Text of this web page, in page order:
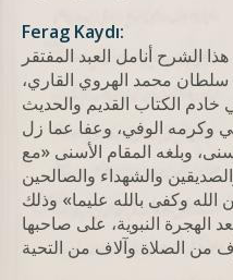
Ferag Kaydı:
الشرح أنامل العبد المفتقر
سلطان محمد الهروي القاري،
خادم الكتاب القديم والحديث
وكرمه الوفي، وعفا عما زل
وبلغه المقام الأسنى «مع
والشهداء والصالحين
وكفى بالله عليما» وذلك
الهجرة النبوية، على صاحبها